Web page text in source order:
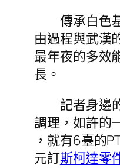
傳承白色
由過程與武漢
最年夜的多效
長。
記者身邊
調理，如許的
，就有6臺的
元訂斯柯達零